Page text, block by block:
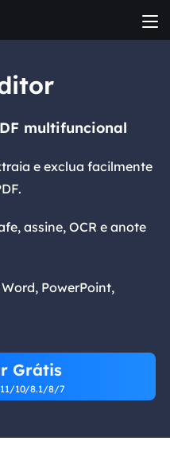
multifuncional
e exclua facilmente
assine, OCR e anote
PowerPoint,
Grátis
10/8.1/8/7